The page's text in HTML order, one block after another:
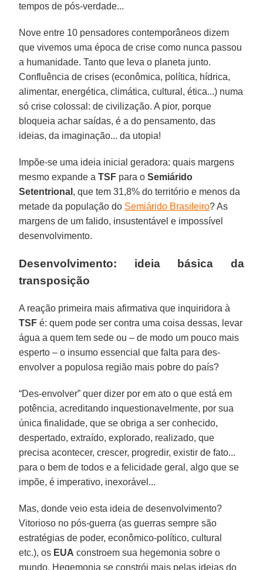
tempos de pós-verdade...
Nove entre 10 pensadores contemporâneos dizem
que vivemos uma época de crise como nunca passou
a humanidade. Tanto que leva o planeta junto.
Confluência de crises (econômica, política, hídrica,
alimentar, energética, climática, cultural, ética...) numa
só crise colossal: de civilização. A pior, porque
bloqueia achar saídas, é a do pensamento, das
ideias, da imaginação... da utopia!
Impõe-se uma ideia inicial geradora: quais margens
mesmo expande aTSF para oSemiárido
Setentrional , que tem 31,8% do território e menos da
metade da população do Semiárido Brasileiro? As
margens de um falido, insustentável e impossível
desenvolvimento.
Desenvolvimento: ideia básica da
transposição
A reação primeira mais afirmativa que inquiridora à
TSF é: quem pode ser contra uma coisa dessas, levar
água a quem tem sede ou – de modo um pouco mais
esperto – o insumo essencial que falta para des-
envolver a populosa região mais pobre do país?
“Des-envolver” quer dizer por em ato o que está em
potência, acreditando inquestionavelmente, por sua
única finalidade, que se obriga a ser conhecido,
despertado, extraído, explorado, realizado, que
precisa acontecer, crescer, progredir, existir de fato...
para o bem de todos e a felicidade geral, algo que se
impõe, é imperativo, inexorável...
Mas, donde veio esta ideia de desenvolvimento?
Vitorioso no pós-guerra (as guerras sempre são
estratégias de poder, econômico-político, cultural
etc.), os EUA constroem sua hegemonia sobre o
mundo. Hegemonia se constrói mais pelas ideias do